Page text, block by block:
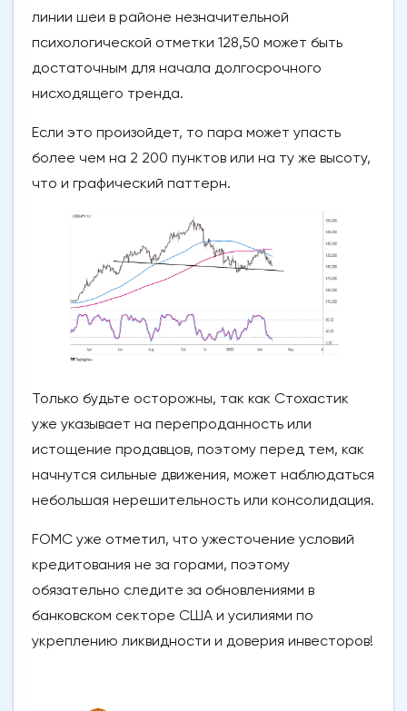
линии шеи в районе незначительной
психологической отметки 128,50 может быть
достаточным для начала долгосрочного
нисходящего тренда.
Если это произойдет, то пара может упасть
более чем на 2 200 пунктов или на ту же высоту,
что и графический паттерн.
Только будьте осторожны, так как Стохастик
уже указывает на перепроданность или
истощение продавцов, поэтому перед тем, как
начнутся сильные движения, может наблюдаться
небольшая нерешительность или консолидация.
FOMC уже отметил, что ужесточение условий
кредитования не за горами, поэтому
обязательно следите за обновлениями в
банковском секторе США и усилиями по
укреплению ликвидности и доверия инвесторов!